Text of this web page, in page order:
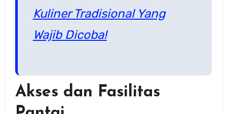
Kuliner Tradisional Yang
Wajib Dicoba!
Akses dan Fasilitas